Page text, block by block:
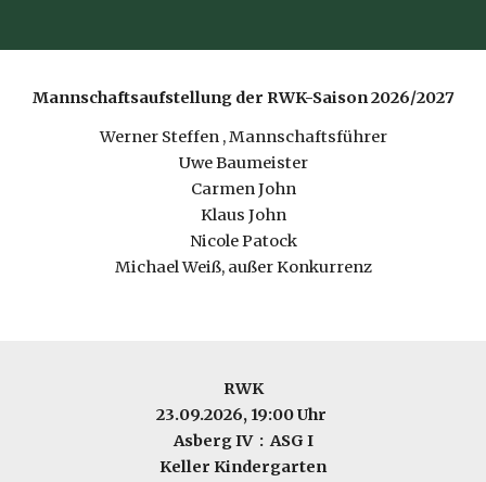
Mannschaftsaufstellung der RWK-Saison 2026/2027
Werner Steffen , Mannschaftsführer
Uwe Baumeister
Carmen John
Klaus John
Nicole Patock
Michael Weiß, außer Konkurrenz
RWK
23.09.2026, 19:00 Uhr
Asberg IV : ASG I
Keller Kindergarten